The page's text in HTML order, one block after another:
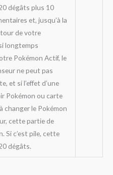
dégâts plus 10
et, jusqu’à la
de votre
longtemps
Pokémon Actif, le
ne peut pas
et si l’effet d’une
Pokémon ou carte
changer le Pokémon
cette partie de
Si c’est pile, cette
dégâts.